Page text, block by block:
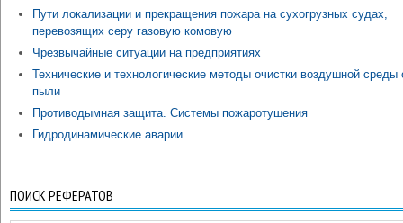
Пути локализации и прекращения пожара на сухогрузных судах,
перевозящих серу газовую комовую
Чрезвычайные ситуации на предприятиях
Технические и технологические методы очистки воздушной среды
пыли
Противодымная защита. Системы пожаротушения
Гидродинамические аварии
ПОИСК РЕФЕРАТОВ